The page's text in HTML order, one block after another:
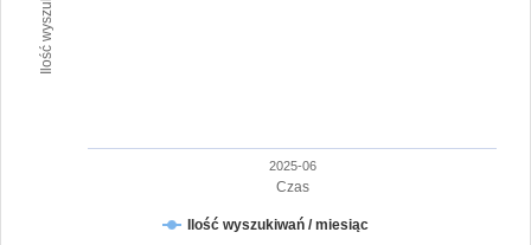
Czas
Ilość wyszukiwań / miesiąc
2025-06